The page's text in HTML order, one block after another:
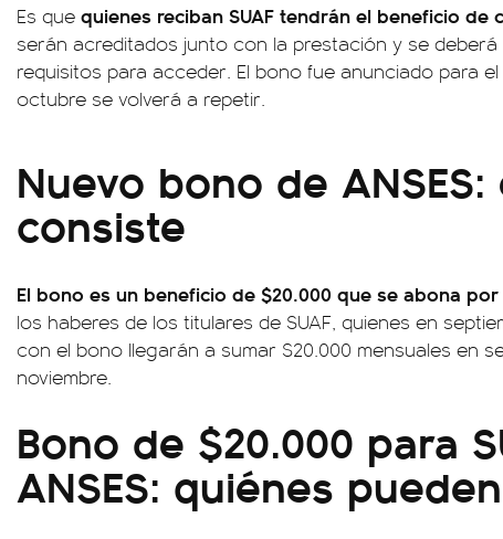
Es que quienes reciban SUAF tendrán el beneficio de
serán acreditados junto con la prestación y se
requisitos para acceder. El bono fue anunciado para
octubre se volverá a repetir.
Nuevo bono de
consiste
El bono es un beneficio de $20.000 que se abona
los haberes de los titulares de SUAF, quienes en
con el bono llegarán a sumar $20.000 mensuales en
noviembre.
Bono de $20.000 para
ANSES: quiénes